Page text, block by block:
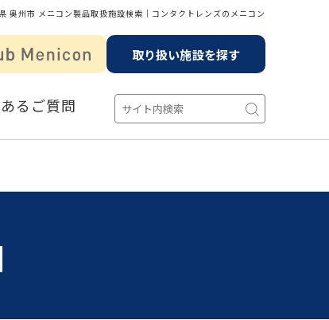
奥州市 メニコン製品取扱施設検索│コンタクトレンズのメニコン
取り扱い施設を探す
るご質問